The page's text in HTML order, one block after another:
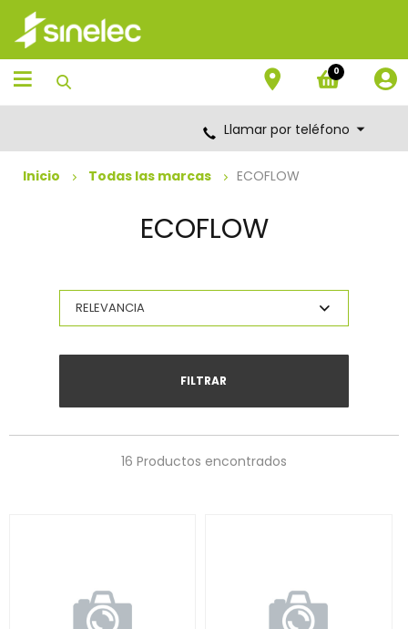
Saltar
contenido
Saltar
menú
de
navegación
0
Llamar por teléfono
Inicio Todas las marcas ECOFLOW
ECOFLOW
FILTRAR
16 Productos encontrados